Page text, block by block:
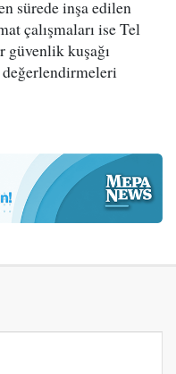
sürede inşa edilen
çalışmaları ise Tel
kuşağı